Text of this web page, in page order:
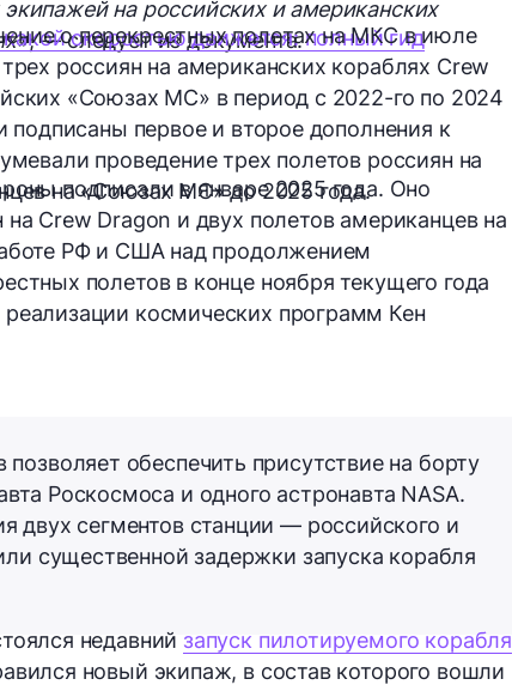
на российских и американских
, — следует из документа.
скоростью движется: полный гид
о перекрестных полетах на МКС в июле
россиян на американских кораблях Crew
«Союзах МС» в период с 2022-го по 2024
первое и второе дополнения к
проведение трех полетов россиян на
на «Союзах МС» до 2025 года.
подписали в январе 2025 года. Оно
Crew Dragon и двух полетов американцев на
РФ и США над продолжением
полетов в конце ноября текущего года
космических программ Кен
обеспечить присутствие на борту
Роскосмоса и одного астронавта NASA.
двух сегментов станции — российского и
существенной задержки запуска корабля
недавний запуск пилотируемого корабля
новый экипаж, в состав которого вошли